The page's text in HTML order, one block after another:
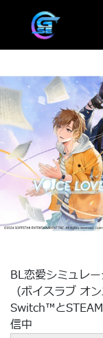
BL恋愛シミュレ
（ボイスラブ オ
Switch™と
信中